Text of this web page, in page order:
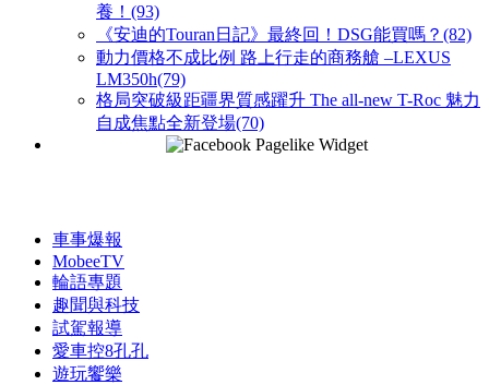
養！(93)
《安迪的Touran日記》最終回！DSG能買嗎？(82)
動力價格不成比例 路上行走的商務艙 –LEXUS
LM350h(79)
格局突破級距疆界質感躍升 The all-new T-Roc 魅力
自成焦點全新登場(70)
車事爆報
MobeeTV
輪語專題
趣聞與科技
試駕報導
愛車控8孔孔
遊玩饗樂